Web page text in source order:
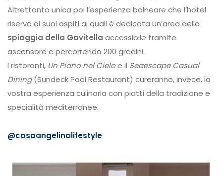
Altrettanto unica poi l’esperienza balneare che l’hotel
riserva ai suoi ospiti ai quali è dedicata un’area della
spiaggia della Gavitella accessibile tramite
ascensore e percorrendo 200 gradini.
I ristoranti, Un Piano nel Cieloe il Seaescape Casual
Dining(Sundeck Pool Restaurant) cureranno, invece, la
vostra esperienza culinaria con piatti della tradizione e
specialità mediterranee.
@casaangelinalifestyle